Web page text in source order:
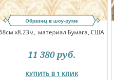
Образец в шоу-руме
x8.23м, материал Бумага, США
КУПИТЬ В 1 КЛИК
11 380 руб.